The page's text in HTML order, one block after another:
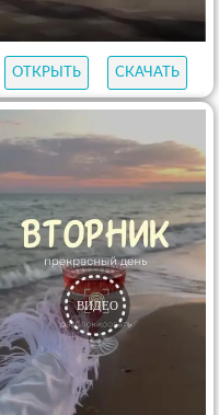
ОТКРЫТЬ СКАЧАТЬ